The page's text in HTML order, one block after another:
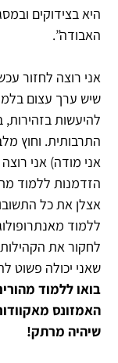
היא בצידוקים
האבודה”.
אני רוצה לחזור
שיש ערך עצום
להיעשות
התרבותית. וחוץ
אני מודה) אני
הזדמנות ללמוד
אצלן את כל
ללמוד
לחקור את
שאני יכולה פשוט
בואו ללמוד
האמזונס
שיהיה מרתק!